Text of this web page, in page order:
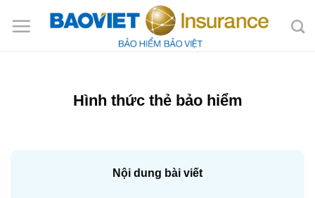
qua
Hình thức thẻ bảo hiểm
Nội dung bài viết